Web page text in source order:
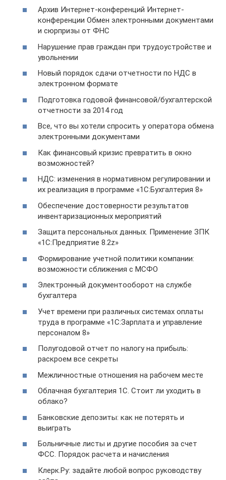
Архив Интернет-конференций Интернет-
конференции Обмен электронными документами
и сюрпризы от ФНС
Нарушение прав граждан при трудоустройстве и
увольнении
Новый порядок сдачи отчетности по НДС в
электронном формате
Подготовка годовой финансовой/бухгалтерской
отчетности за 2014 год
Все, что вы хотели спросить у оператора обмена
электронными документами
Как финансовый кризис превратить в окно
возможностей?
НДС: изменения в нормативном регулировании и
их реализация в программе «1С:Бухгалтерия 8»
Обеспечение достоверности результатов
инвентаризационных мероприятий
Защита персональных данных. Применение ЗПК
«1С:Предприятие 8.2z»
Формирование учетной политики компании:
возможности сближения с МСФО
Электронный документооборот на службе
бухгалтера
Учет времени при различных системах оплаты
труда в программе «1С:Зарплата и управление
персоналом 8»
Полугодовой отчет по налогу на прибыль:
раскроем все секреты
Межличностные отношения на рабочем месте
Облачная бухгалтерия 1С. Стоит ли уходить в
облако?
Банковские депозиты: как не потерять и
выиграть
Больничные листы и другие пособия за счет
ФСС. Порядок расчета и начисления
Клерк.Ру: задайте любой вопрос руководству